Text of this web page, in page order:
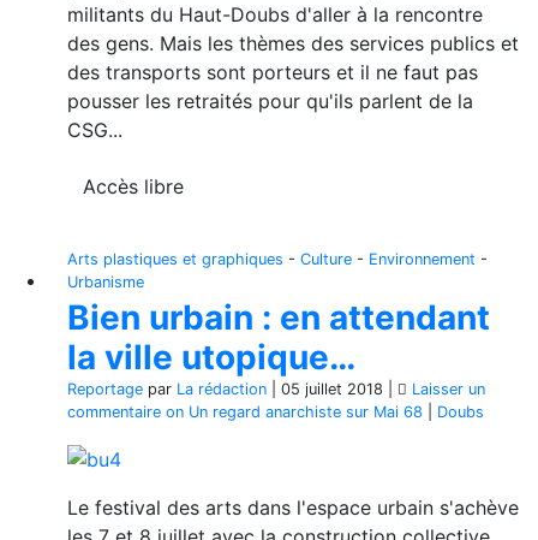
militants du Haut-Doubs d'aller à la rencontre
des gens. Mais les thèmes des services publics et
des transports sont porteurs et il ne faut pas
pousser les retraités pour qu'ils parlent de la
CSG...
Accès libre
Arts plastiques et graphiques - Culture - Environnement -
Urbanisme
Bien urbain : en attendant
la ville utopique…
Reportage par La rédaction 05 juillet 2018
Laisser un
commentaire on Un regard anarchiste sur Mai 68 Doubs
Le festival des arts dans l'espace urbain s'achève